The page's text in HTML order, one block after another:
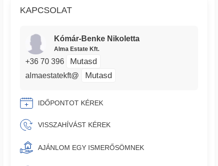
KAPCSOLAT
Kómár-Benke Nikoletta
Alma Estate Kft.
+36 70 396 Mutasd
almaestatekft@ Mutasd
IDŐPONTOT KÉREK
VISSZAHÍVÁST KÉREK
AJÁNLOM EGY ISMERŐSÖMNEK